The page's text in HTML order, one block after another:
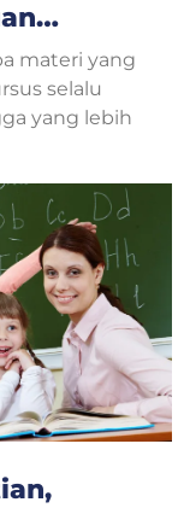
dan
materi yang
selalu
yang lebih